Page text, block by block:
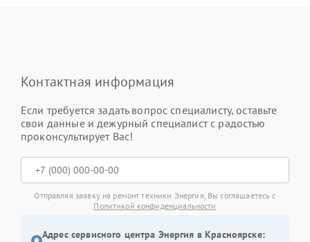
Контактная информация
Если требуется задать вопрос специалисту, оставьте
свои данные и дежурный специалист с радостью
проконсультирует Вас!
Отправляя заявку на ремонт техники Энергия, Вы соглашаетесь с
Политикой конфиденциальности
Адрес сервисного центра Энергия в Красноярске: